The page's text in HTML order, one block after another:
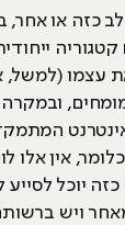
כזה או אחר,
קטגוריה
עצמו (למשל,
אין אלו
יוכל
ויש